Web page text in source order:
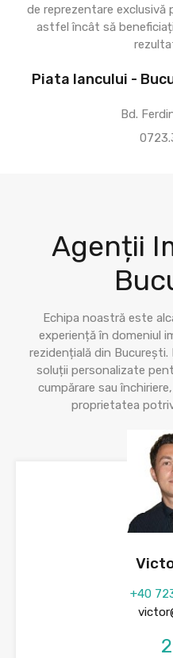
de reprezentare exclusivă
astfel încât să
Piata Iancului -
Bd.
Agenții
Echipa noastră este
experiență în domeniul
rezidențială din
soluții personalizate
cumpărare sau
proprietatea
+40